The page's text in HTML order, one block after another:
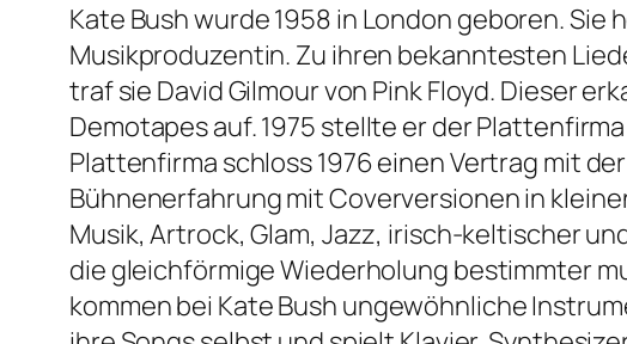
Kate Bush wurde 1958 in London geboren.
Musikproduzentin. Zu ihren bekanntesten
traf sie David Gilmour von Pink Floyd. Dieser
Demotapes auf. 1975 stellte er der
Plattenfirma schloss 1976 einen Vertrag mit
Bühnenerfahrung mit Coverversionen in
Musik, Artrock, Glam, Jazz, irisch-keltischer
die gleichförmige Wiederholung bestimmter
kommen bei Kate Bush ungewöhnliche